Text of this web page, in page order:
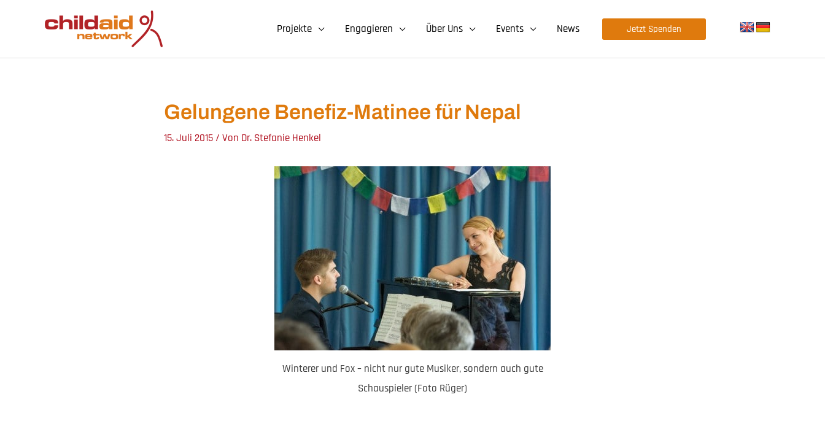
Projekte Engagieren Über Uns Events News Jetzt Spenden
Gelungene Benefiz-Matinee für Nepal
15. Juli 2015 / Von Dr. Stefanie Henkel
Winterer und Fox – nicht nur gute Musiker, sondern auch gute
Schauspieler (Foto Rüger)